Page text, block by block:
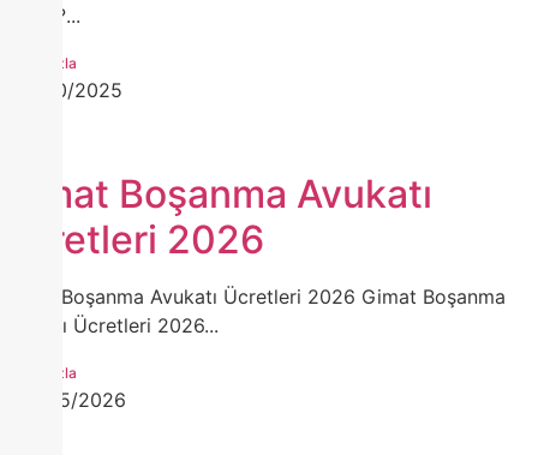
Yapılır?...
Daha Fazla
13/10/2025
Gimat Boşanma Avukatı
Ücretleri 2026
Gimat Boşanma Avukatı Ücretleri 2026 Gimat Boşanma
Avukatı Ücretleri 2026...
Daha Fazla
01/05/2026